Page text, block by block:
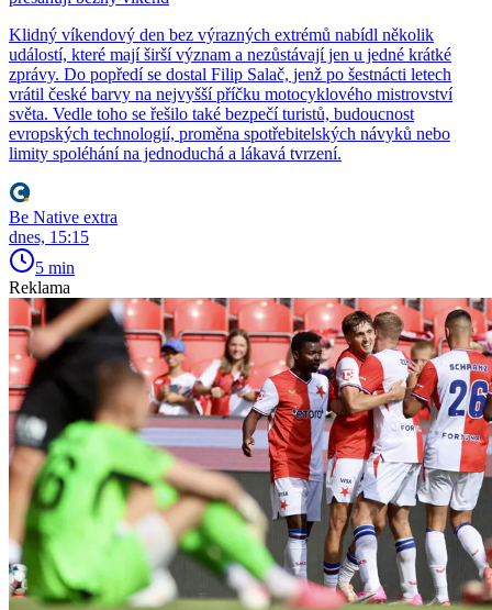
Klidný víkendový den bez výrazných extrémů nabídl několik
událostí, které mají širší význam a nezůstávají jen u jedné krátké
zprávy. Do popředí se dostal Filip Salač, jenž po šestnácti letech
vrátil české barvy na nejvyšší příčku motocyklového mistrovství
světa. Vedle toho se řešilo také bezpečí turistů, budoucnost
evropských technologií, proměna spotřebitelských návyků nebo
limity spoléhání na jednoduchá a lákavá tvrzení.
Be Native extra
dnes, 15:15
5 min
Reklama